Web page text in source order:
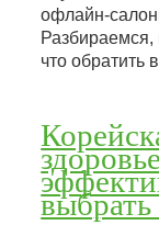
офлайн-
Разбираемся,
что обратить